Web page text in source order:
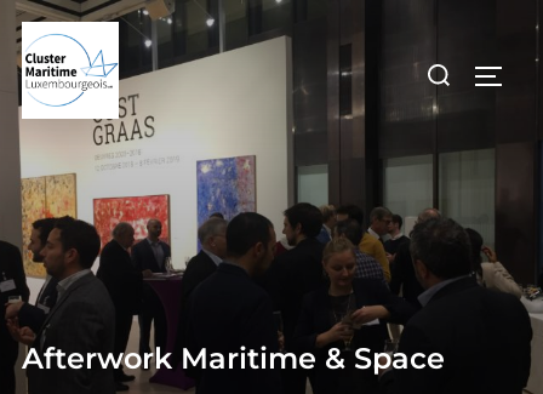
Aller
au
contenu
Rechercher :
Afterwork Maritime & Space